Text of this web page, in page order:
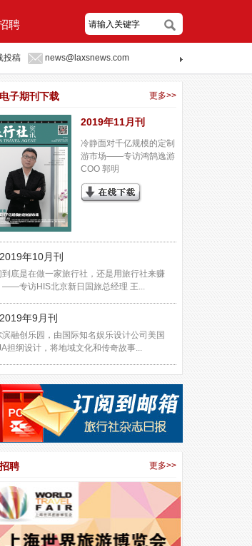
聘
投稿 news@laxsnews.com
更多>>
电子期刊下载
2019年11月刊
冷静面对千亿规模的定制
游市场——专访鸿鹄逸游
COO 郭明
2019年10月刊
到底是在做一家旅行社，还是用旅行社来赚
——专访HIS北京新日国旅总经理 王...
2019年9月刊
滨融创乐园，由国际知名娱乐设计公司美国
担纲设计，将地域文化和传奇故事...
更多>>
招聘